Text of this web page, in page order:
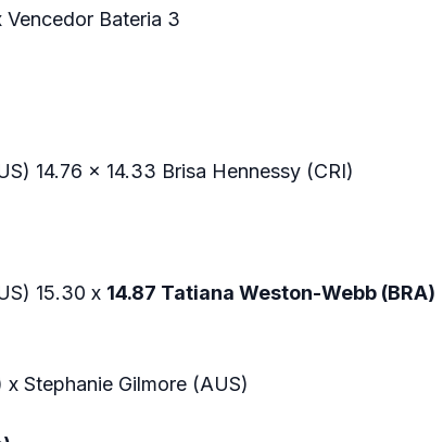
Vencedor Bateria 3
14.76 x 14.33 Brisa Hennessy (CRI)
15.30 x 14.87 Tatiana Weston-Webb (BRA)
Stephanie Gilmore (AUS)